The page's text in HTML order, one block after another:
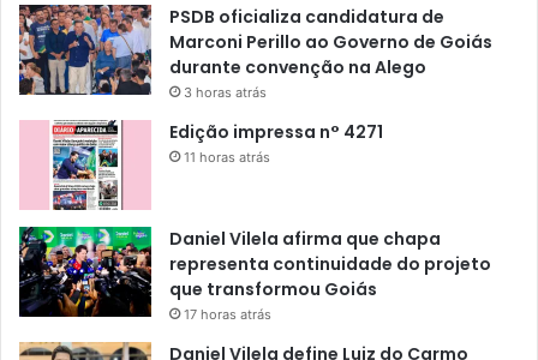
PSDB oficializa candidatura de
Marconi Perillo ao Governo de Goiás
durante convenção na Alego
3 horas atrás
Edição impressa n° 4271
11 horas atrás
Daniel Vilela afirma que chapa
representa continuidade do projeto
que transformou Goiás
17 horas atrás
Daniel Vilela define Luiz do Carmo